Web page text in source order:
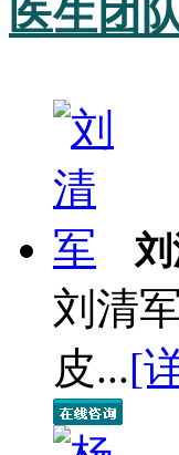
医生团
刘清
皮...[